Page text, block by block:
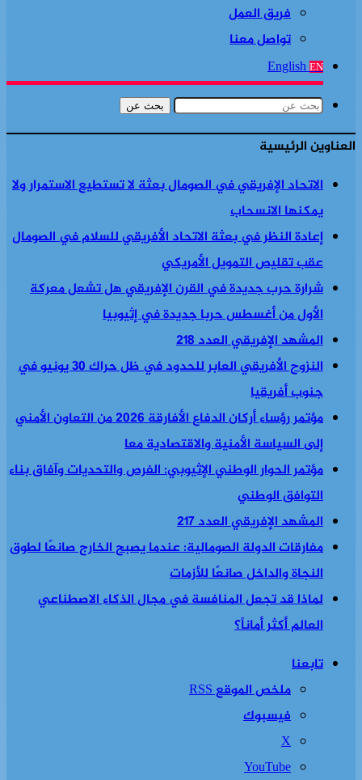
فريق العمل
تواصل معنا
English EN
بحث عن
العناوين الرئيسية
الاتحاد الإفريقي في الصومال بعثة لا تستطيع الاستمرار ولا
يمكنها الانسحاب
إعادة النظر في بعثة الاتحاد الأفريقي للسلام في الصومال
عقب تقليص التمويل الأمريكي
شرارة حرب جديدة في القرن الإفريقي هل تشعل معركة
الأول من أغسطس حربا جديدة في إثيوبيا
المشهد الإفريقي العدد 218
النزوح الأفريقي العابر للحدود في ظل حراك 30 يونيو في
جنوب أفريقيا
مؤتمر رؤساء أركان الدفاع الأفارقة 2026 من التعاون الأمني
إلى السياسة الأمنية والاقتصادية معا
مؤتمر الحوار الوطني الإثيوبي: الفرص والتحديات وآفاق بناء
التوافق الوطني
المشهد الإفريقي العدد 217
مفارقات الدولة الصومالية: عندما يصبح الخارج صانعًا لطوق
النجاة والداخل صانعًا للأزمات
لماذا قد تجعل المنافسة في مجال الذكاء الاصطناعي
العالم أكثر أماناً؟
تابعنا
ملخص الموقع RSS
فيسبوك
‫X
‫YouTube